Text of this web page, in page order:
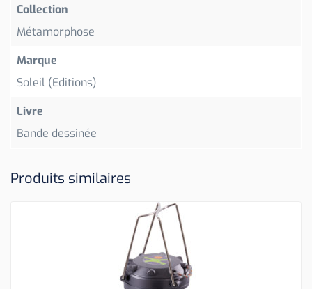
Collection
Métamorphose
Marque
Soleil (Editions)
Livre
Bande dessinée
Produits similaires